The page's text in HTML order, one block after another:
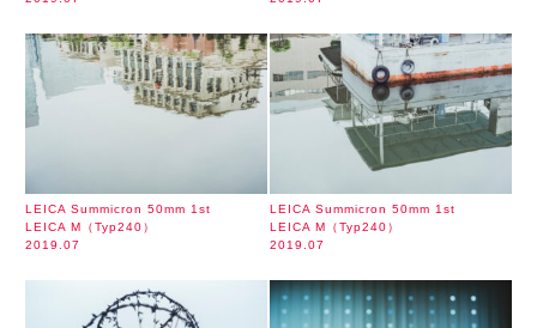
LEICA Summicron 50mm 1st
LEICA M（Typ240）
2019.07
LEICA Summicron 50mm 1st
LEICA M（Typ240）
2019.07